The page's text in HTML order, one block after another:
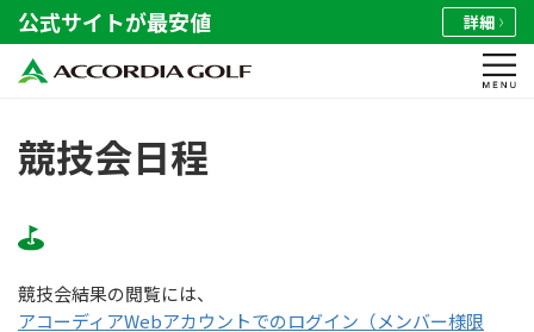
公式サイトが最安値 詳細
競技会日程
競技会結果の閲覧には、
アコーディアWebアカウントでのログイン（メンバー様限